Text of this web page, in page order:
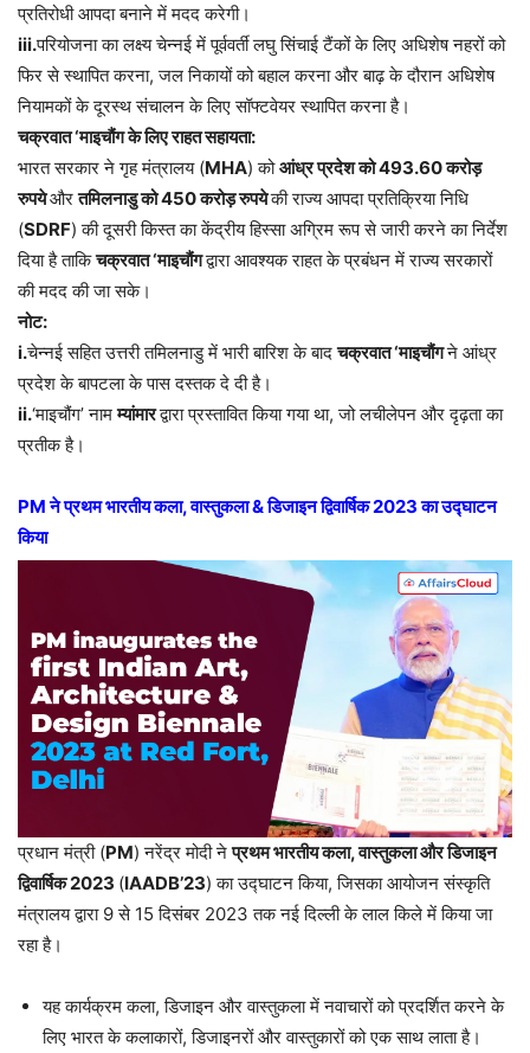
प्रतिरोधी आपदा बनाने में मदद करेगी।
iii.परियोजना का लक्ष्य चेन्नई में पूर्ववर्ती लघु सिंचाई टैंकों के लिए अधिशेष नहरों को
फिर से स्थापित करना, जल निकायों को बहाल करना और बाढ़ के दौरान अधिशेष
नियामकों के दूरस्थ संचालन के लिए सॉफ्टवेयर स्थापित करना है।
चक्रवात ‘माइचौंग के लिए राहत सहायता:
भारत सरकार ने गृह मंत्रालय (MHA) कोआंध्र प्रदेश को 493.60 करोड़
रुपयेऔरतमिलनाडु को 450 करोड़ रुपयेकी राज्य आपदा प्रतिक्रिया निधि
(SDRF) की दूसरी किस्त का केंद्रीय हिस्सा अग्रिम रूप से जारी करने का निर्देश
दिया है ताकिचक्रवात ‘माइचौंगद्वारा आवश्यक राहत के प्रबंधन में राज्य सरकारों
की मदद की जा सके।
नोट:
i.चेन्नई सहित उत्तरी तमिलनाडु में भारी बारिश के बादचक्रवात ‘माइचौंगने आंध्र
प्रदेश के बापटला के पास दस्तक दे दी है।
ii.‘माइचौंग’ नामम्यांमारद्वारा प्रस्तावित किया गया था, जो लचीलेपन और दृढ़ता का
प्रतीक है।
PM ने प्रथम भारतीय कला, वास्तुकला & डिजाइन द्विवार्षिक 2023 का उद्घाटन
किया
प्रधान मंत्री (PM) नरेंद्र मोदी नेप्रथम भारतीय कला, वास्तुकला और डिजाइन
द्विवार्षिक 2023 (IAADB’23) का उद्घाटन किया, जिसका आयोजन संस्कृति
मंत्रालय द्वारा 9 से 15 दिसंबर 2023 तक नई दिल्ली के लाल किले में किया जा
रहा है।
यह कार्यक्रम कला, डिजाइन और वास्तुकला में नवाचारों को प्रदर्शित करने के
लिए भारत के कलाकारों, डिजाइनरों और वास्तुकारों को एक साथ लाता है।